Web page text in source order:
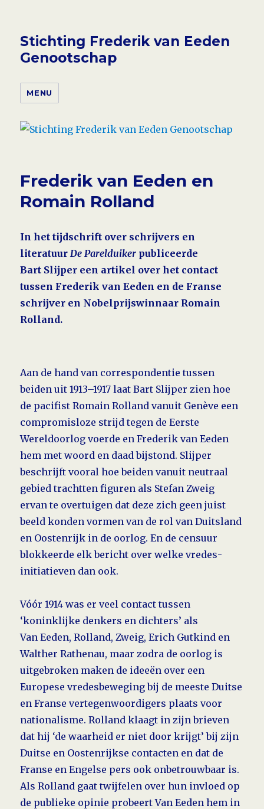
Stichting Frederik van Eeden
Genootschap
MENU
Frederik van Eeden en
Romain Rolland
In het tijdschrift over schrijvers en
literatuur De Parelduiker publi­ceer­de
Bart Slijper een artikel over het contact
tussen Frederik van Eeden en de Franse
schrijver en Nobel­prijs­winnaar Romain
Rolland.
Aan de hand van correspon­den­tie tussen
beiden uit 1913–1917 laat Bart Slijper zien hoe
de pacifist Romain Rolland vanuit Genève een
com­promis­loze strijd tegen de Eerste
Wereldoorlog voerde en Frederik van Eeden
hem met woord en daad bijstond. Slijper
beschrijft vooral hoe beiden vanuit neutraal
gebied trachtten figuren als Stefan Zweig
ervan te over­tuigen dat deze zich geen juist
beeld konden vormen van de rol van Duitsland
en Oostenrijk in de oorlog. En de censuur
blok­keerde elk bericht over welke vredes­
initiatieven dan ook.
Vóór 1914 was er veel contact tussen
‘koninklijke denkers en dichters’ als
Van Eeden, Rolland, Zweig, Erich Gutkind en
Walther Rathenau, maar zodra de oorlog is
uitgebroken maken de ideeën over een
Europese vredesbeweging bij de meeste Duitse
en Franse vertegenwoordigers plaats voor
nationalisme. Rolland klaagt in zijn brieven
dat hij ‘de waarheid er niet door krijgt’ bij zijn
Duitse en Oostenrijkse contacten en dat de
Franse en Engelse pers ook onbe­trouwbaar is.
Als Rolland gaat twijfelen over hun invloed op
de publieke opinie probeert Van Eeden hem in